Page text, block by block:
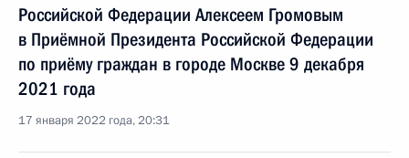
Российской Федерации Алексеем Громовым
в Приёмной Президента Российской Федерации
по приёму граждан в городе Москве 9 декабря
2021 года
17 января 2022 года, 20:31